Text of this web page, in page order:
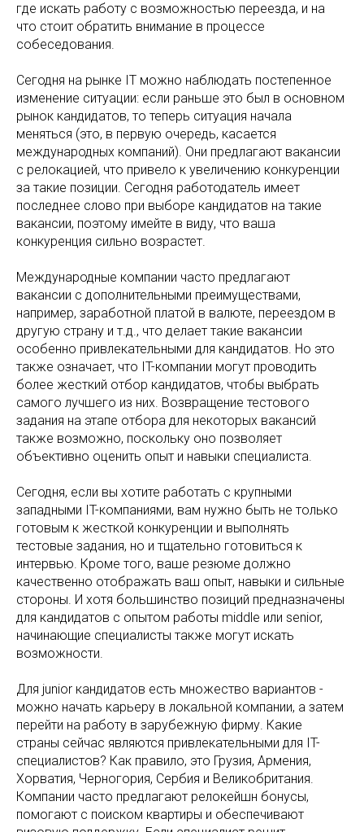
где искать работу с возможностью переезда, и на
что стоит обратить внимание в процессе
собеседования.
Сегодня на рынке IT можно наблюдать постепенное
изменение ситуации: если раньше это был в основном
рынок кандидатов, то теперь ситуация начала
меняться (это, в первую очередь, касается
международных компаний). Они предлагают вакансии
с релокацией, что привело к увеличению конкуренции
за такие позиции. Сегодня работодатель имеет
последнее слово при выборе кандидатов на такие
вакансии, поэтому имейте в виду, что ваша
конкуренция сильно возрастет.
Международные компании часто предлагают
вакансии с дополнительными преимуществами,
например, заработной платой в валюте, переездом в
другую страну и т.д., что делает такие вакансии
особенно привлекательными для кандидатов. Но это
также означает, что IT-компании могут проводить
более жесткий отбор кандидатов, чтобы выбрать
самого лучшего из них. Возвращение тестового
задания на этапе отбора для некоторых вакансий
также возможно, поскольку оно позволяет
объективно оценить опыт и навыки специалиста.
Сегодня, если вы хотите работать с крупными
западными IT-компаниями, вам нужно быть не только
готовым к жесткой конкуренции и выполнять
тестовые задания, но и тщательно готовиться к
интервью. Кроме того, ваше резюме должно
качественно отображать ваш опыт, навыки и сильные
стороны. И хотя большинство позиций предназначены
для кандидатов с опытом работы middle или senior,
начинающие специалисты также могут искать
возможности.
Для junior кандидатов есть множество вариантов -
можно начать карьеру в локальной компании, а затем
перейти на работу в зарубежную фирму. Какие
страны сейчас являются привлекательными для IT-
специалистов? Как правило, это Грузия, Армения,
Хорватия, Черногория, Сербия и Великобритания.
Компании часто предлагают релокейшн бонусы,
помогают с поиском квартиры и обеспечивают